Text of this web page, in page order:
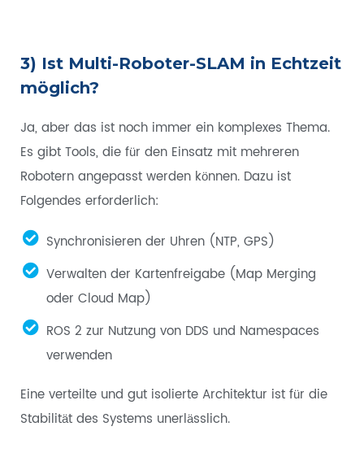
3) Ist Multi-Roboter-SLAM in Echtzeit
möglich?
Ja, aber das ist noch immer ein komplexes Thema.
Es gibt Tools, die für den Einsatz mit mehreren
Robotern angepasst werden können. Dazu ist
Folgendes erforderlich:
Synchronisieren der Uhren (NTP, GPS)
Verwalten der Kartenfreigabe (Map Merging
oder Cloud Map)
ROS 2 zur Nutzung von DDS und Namespaces
verwenden
Eine verteilte und gut isolierte Architektur ist für die
Stabilität des Systems unerlässlich.